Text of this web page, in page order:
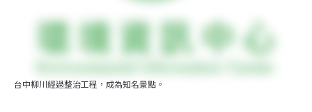
台中柳川經過整治工程，成為知名景點。